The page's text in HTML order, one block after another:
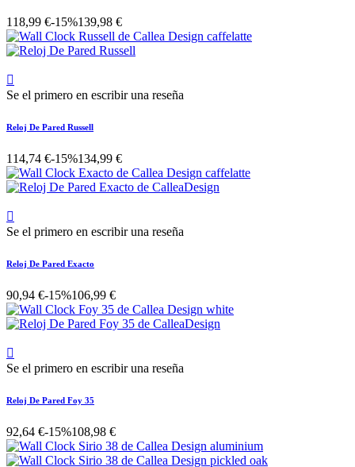
118,99 €-15%139,98 €

Se el primero en escribir una reseña
Reloj De Pared Russell
114,74 €-15%134,99 €

Se el primero en escribir una reseña
Reloj De Pared Exacto
90,94 €-15%106,99 €

Se el primero en escribir una reseña
Reloj De Pared Foy 35
92,64 €-15%108,98 €